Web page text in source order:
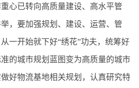
心已转向高质量建设、高水平管
，要加强规划、建设、运营、管
一开始就下好“绣花”功夫，统筹好
的城市规划蓝图变为高质量的城市
好物流基地相关规划，认真研究特